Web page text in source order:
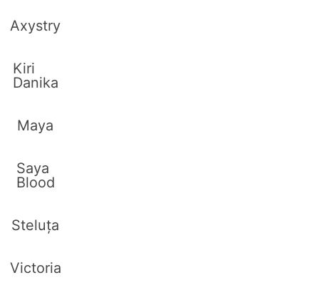
Axystry
Kiri
Danika
Maya
Saya
Blood
Steluța
Victoria